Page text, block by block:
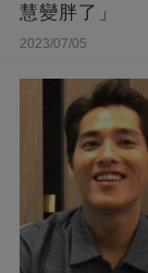
慧變胖了」
2023/07/05